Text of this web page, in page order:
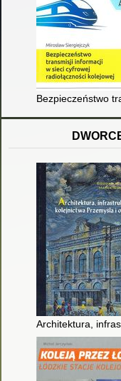
Bezpieczeństwo
Architektura,